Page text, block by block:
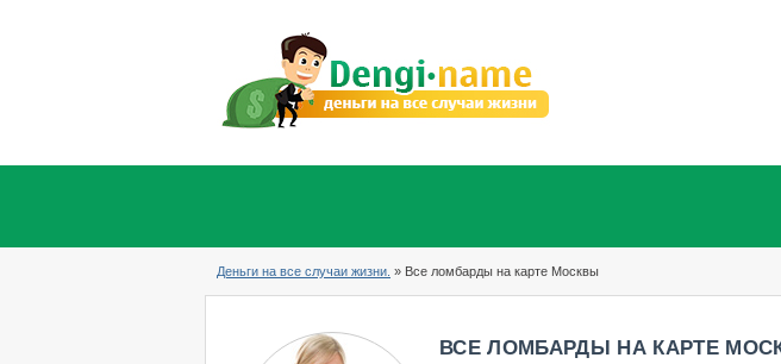
Деньги на все случаи жизни. » Все ломбарды на карте Москвы
ВСЕ ЛОМБАРДЫ НА КАРТЕ